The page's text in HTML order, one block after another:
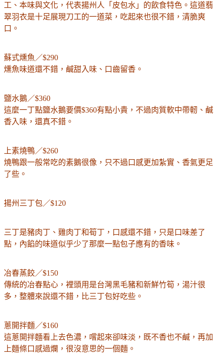
工、本味與文化，代表揚州人「皮包水」的飲食特色。這道翡
翠羽衣是十足展現刀工的一道菜，吃起來也很不錯，清脆爽
口。
蘇式燻魚／$290
燻魚味道還不錯，鹹甜入味、口齒留香。
鹽水鵝／$360
這麼一丁點鹽水鵝要價$360有點小貴，不過肉質軟中帶軔、鹹
香入味，還真不錯。
上素燒鴨／$260
燒鴨跟一般常吃的素鵝很像，只不過口感更加紮實、香氣更足
了些。
揚州三丁包／$120
三丁是豬肉丁、雞肉丁和筍丁，口感還不錯，只是口味差了
點，內餡的味道似乎少了那麼一點包子應有的香味。
冶春蒸餃／$150
傳統的冶春點心，裡頭用是台灣黑毛豬和新鮮竹筍，湯汁很
多，整體來說還不錯，比三丁包好吃些。
蔥開拌麵／$160
這蔥開拌麵看上去色濃，嚐起來卻味淡，既不香也不鹹，再加
上麵條口感過爛，很沒意思的一個麵。